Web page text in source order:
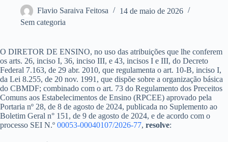
Flavio Saraiva Feitosa
14 de maio de 2026
Sem categoria
O DIRETOR DE ENSINO, no uso das atribuições que lhe conferem
os arts. 26, inciso I, 36, inciso III, e 43, incisos I e III, do Decreto
Federal 7.163, de 29 abr. 2010, que regulamenta o art. 10-B, inciso I,
da Lei 8.255, de 20 nov. 1991, que dispõe sobre a organização básica
do CBMDF; combinado com o art. 73 do Regulamento dos Preceitos
Comuns aos Estabelecimentos de Ensino (RPCEE) aprovado pela
Portaria nº 28, de 8 de agosto de 2024, publicada no Suplemento ao
Boletim Geral n° 151, de 9 de agosto de 2024, e de acordo com o
processo SEI N.º 00053-00040107/2026-77, resolve: